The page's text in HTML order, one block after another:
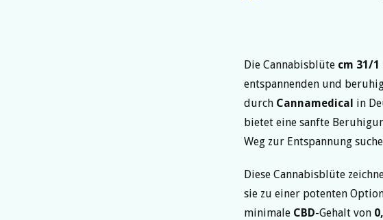
Die Cannabisblüte cm 31/1
entspannenden und
durch Cannamedical in
bietet eine sanfte
Weg zur Entspannung
Diese Cannabisblüte
sie zu einer potenten
minimale CBD-Gehalt von